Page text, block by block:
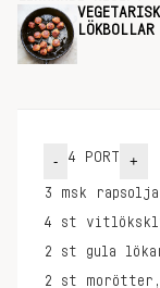
LÖKBOLLAR
- 4 PORT +
3 msk
rapsolja
4 st
2 st
gula
2 st